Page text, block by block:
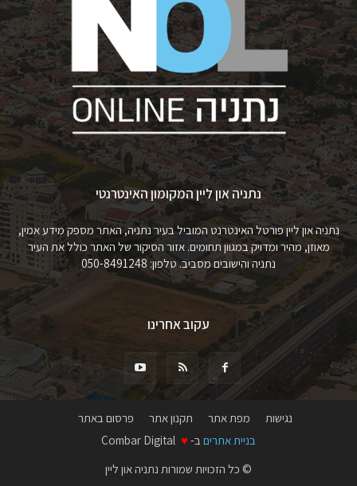
נתניה און ליין המקומון האינטרנטי
נתניה און ליין פורטל האינטרנט המוביל בעיר נתניה, האתר מספק מידע אמין,
מאוזן, מהיר ומדויק במגוון תחומים. אזור הסיקור של האתר כולל את העיר
נתניה והישובים מסביב. טלפון: 050-8491248
עקוב אחרינו
נגישות מפת אתר תקנון אתר
פרסום באתר
בניית אתרים ב- ♥
© כל הזכויות שמורות נתניה און ליין